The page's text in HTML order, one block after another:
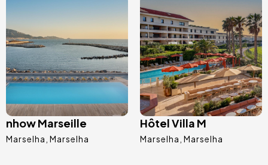
Imagem
nhow Marseille
Marselha Marselha
Imagem
Hôtel Villa M
Marselha Marselha